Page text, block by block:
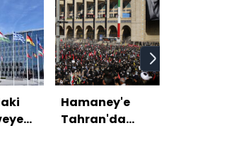
Hamaney'e
Tahran'da